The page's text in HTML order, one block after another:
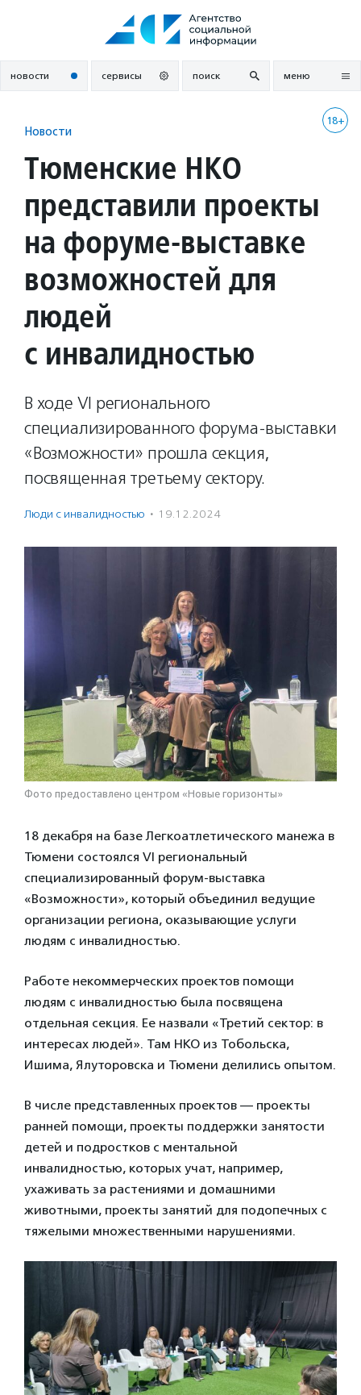
новости сервисы поиск меню
18+
Новости
Тюменские НКО
представили проекты
на форуме-выставке
возможностей для
людей
с инвалидностью
В ходе VI регионального
специализированного форума-выставки
«Возможности» прошла секция,
посвященная третьему сектору.
Люди с инвалидностью · 19.12.2024
Фото предоставлено центром «Новые горизонты»
18 декабря на базе Легкоатлетического манежа в
Тюмени состоялся VI региональный
специализированный форум-выставка
«Возможности», который объединил ведущие
организации региона, оказывающие услуги
людям с инвалидностью.
Работе некоммерческих проектов помощи
людям с инвалидностью была посвящена
отдельная секция. Ее назвали «Третий сектор: в
интересах людей». Там НКО из Тобольска,
Ишима, Ялуторовска и Тюмени делились опытом.
В числе представленных проектов — проекты
ранней помощи, проекты поддержки занятости
детей и подростков с ментальной
инвалидностью, которых учат, например,
ухаживать за растениями и домашними
животными, проекты занятий для подопечных с
тяжелыми множественными нарушениями.